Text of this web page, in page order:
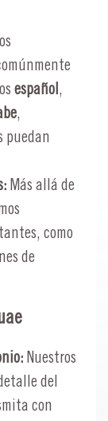
español ,
,
puedan
Más allá de
como
de
Nuestros
del
con